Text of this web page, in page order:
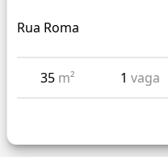
Rua Roma
35 m² 1 vaga